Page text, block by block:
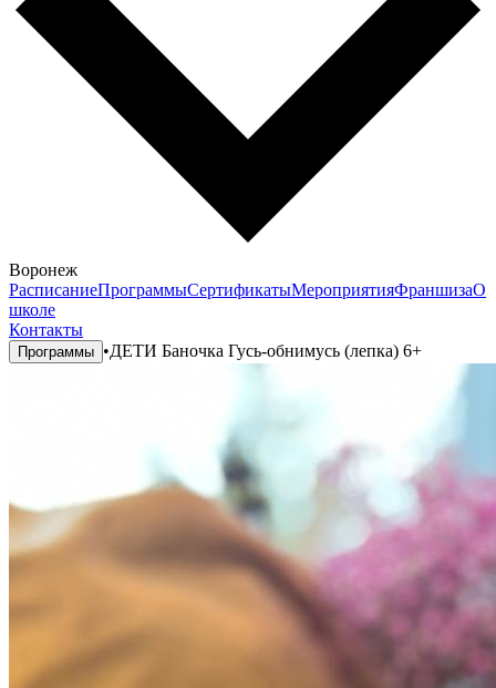
Воронеж
РасписаниеПрограммыСертификатыМероприятияФраншизаО
школе
Контакты
Программы •ДЕТИ Баночка Гусь-обнимусь (лепка) 6+